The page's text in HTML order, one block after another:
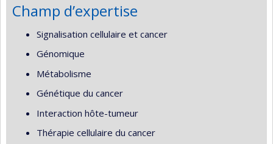
Champ d’expertise
Signalisation cellulaire et cancer
Génomique
Métabolisme
Génétique du cancer
Interaction hôte-tumeur
Thérapie cellulaire du cancer